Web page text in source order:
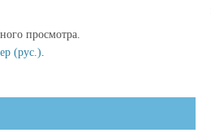
просмотра.
(рус.).